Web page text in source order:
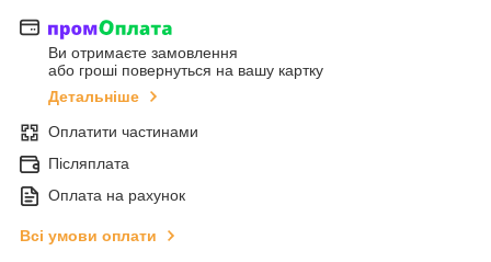
Ви отримаєте замовлення
або гроші повернуться на вашу картку
Детальніше
Оплатити частинами
Післяплата
Оплата на рахунок
Всі умови оплати